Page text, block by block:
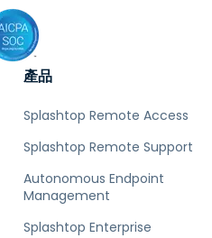
產品
Splashtop Remote Access
Splashtop Remote Support
Autonomous Endpoint
Management
Splashtop Enterprise